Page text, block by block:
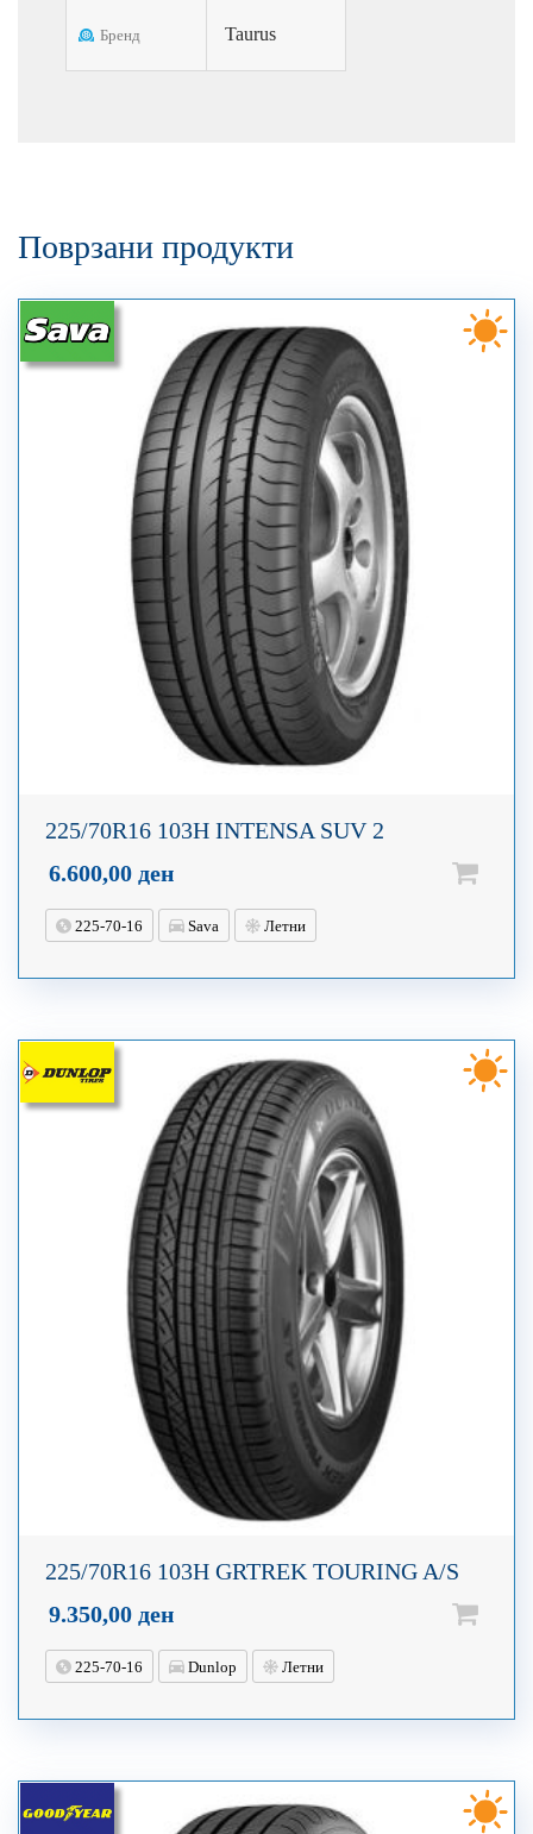
Бренд Taurus
Поврзани продукти
225/70R16 103H INTENSA SUV 2
6.600,00 ден
225-70-16 Sava Летни
225/70R16 103H GRTREK TOURING A/S
9.350,00 ден
225-70-16 Dunlop Летни